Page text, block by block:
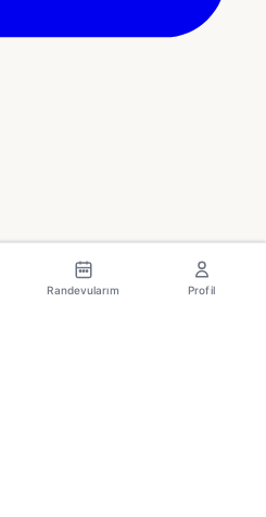
Randevularım Profil